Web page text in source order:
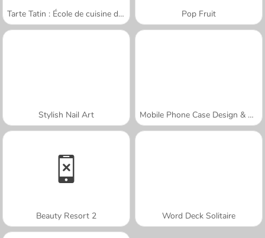
Tarte Tatin : École de cuisine de Sara Pop Fruit
Stylish Nail Art Mobile Phone Case Design & DIY
Beauty Resort 2 Word Deck Solitaire